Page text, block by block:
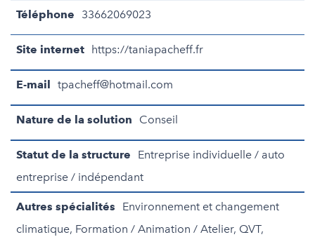
Téléphone 33662069023
Site internet https://taniapacheff.fr
E-mail tpacheff@hotmail.com
Nature de la solution Conseil
Statut de la structure
Entreprise individuelle / auto
entreprise / indépendant
Autres spécialités
Environnement et changement
climatique, Formation / Animation / Atelier, QVT,